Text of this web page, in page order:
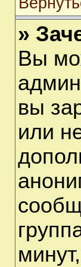
»
Вы
вы
или